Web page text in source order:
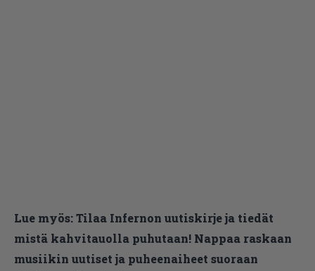
Lue myös:Tilaa Infernon uutiskirje ja tiedät
mistä kahvitauolla puhutaan! Nappaa raskaan
musiikin uutiset ja puheenaiheet suoraan